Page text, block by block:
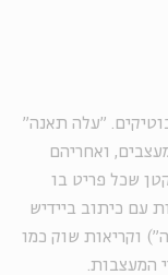
"עלה תאנה"
ואחריהם
שכל פריט בו
עם כיתוב ביידיש
וקריאות שוק כמו
המעצבות.